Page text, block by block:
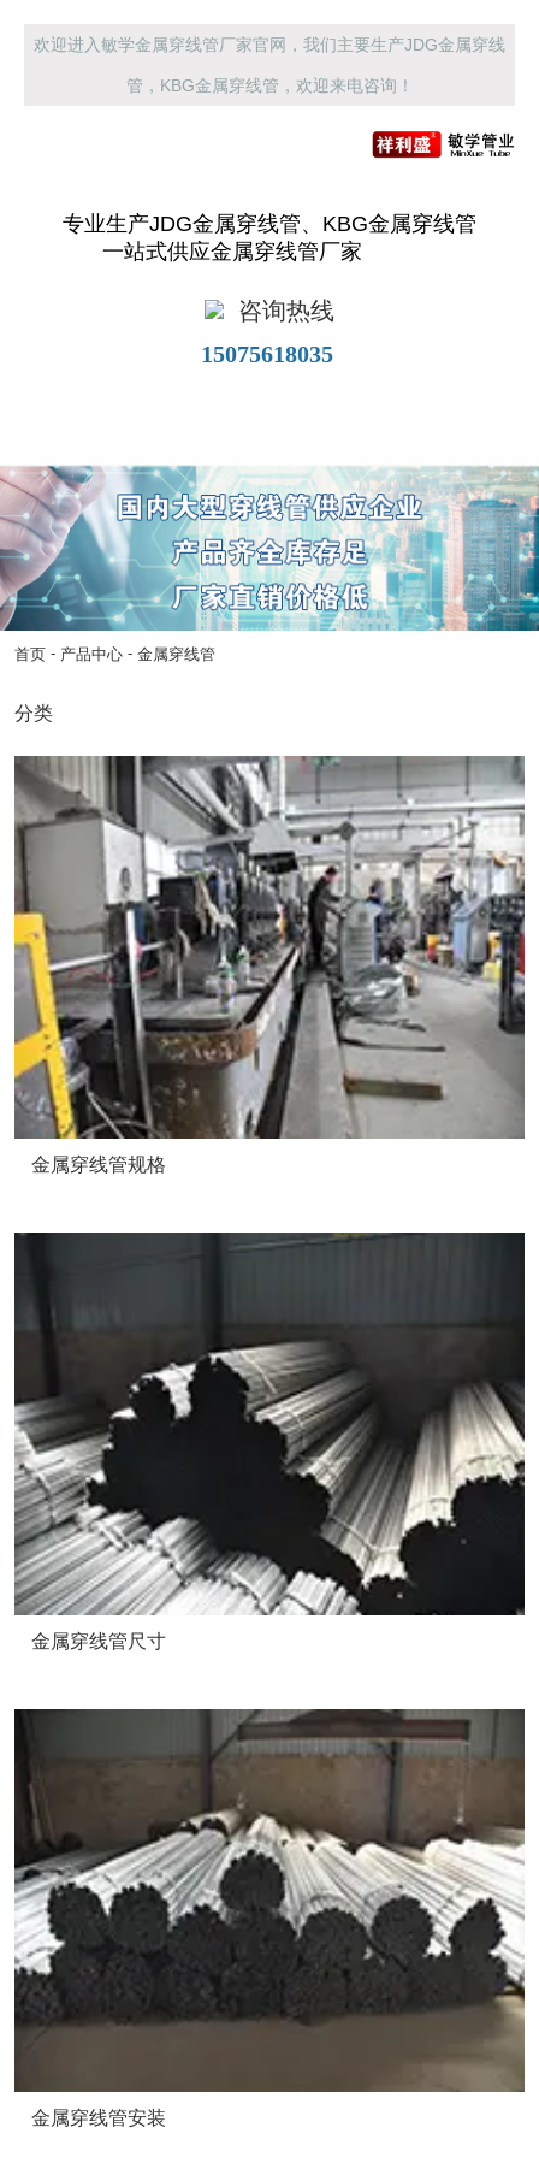
欢迎进入敏学金属穿线管厂家官网，我们主要生产JDG金属穿线
管，KBG金属穿线管，欢迎来电咨询！
专业生产JDG金属穿线管、KBG金属穿线管
一站式供应金属穿线管厂家
咨询热线
15075618035
首页 - 产品中心 - 金属穿线管
分类
金属穿线管规格
金属穿线管尺寸
金属穿线管安装